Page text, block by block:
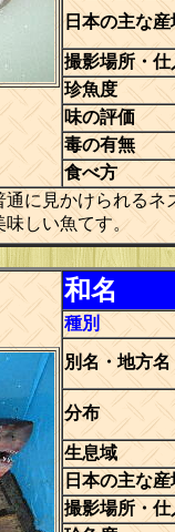
日本の主な産
撮影場所・仕
珍魚度
味の評価
毒の有無
食べ方
に見かけられるネ
味しい魚てす。
和名
種別
別名・地方名
分布
生息域
日本の主な産
撮影場所・仕